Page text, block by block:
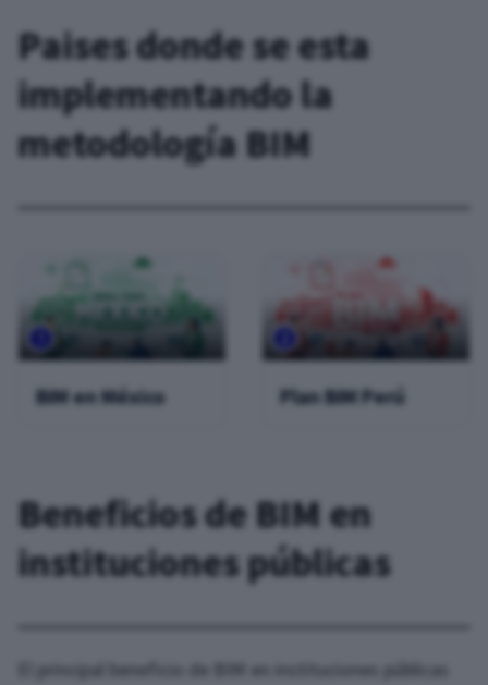
Paises donde se esta
implementando la
metodología BIM
BIM en México Plan BIM Perú
Beneficios de BIM en
instituciones públicas
El principal beneficio de BIM en instituciones públicas